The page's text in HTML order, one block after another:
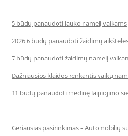
5 būdų panaudoti lauko namelį vaikams
2026 6 būdų panaudoti žaidimų
7 būdų panaudoti žaidimų namelį
Dažniausios klaidos renkantis vaikų
11 būdų panaudoti medinę laipiojimo
Geriausias pasirinkimas – Automobilių